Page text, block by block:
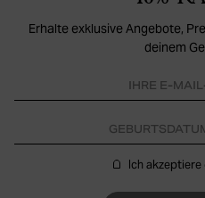
Erhalte exklusive Angebote,
deinem
Ich akzeptiere